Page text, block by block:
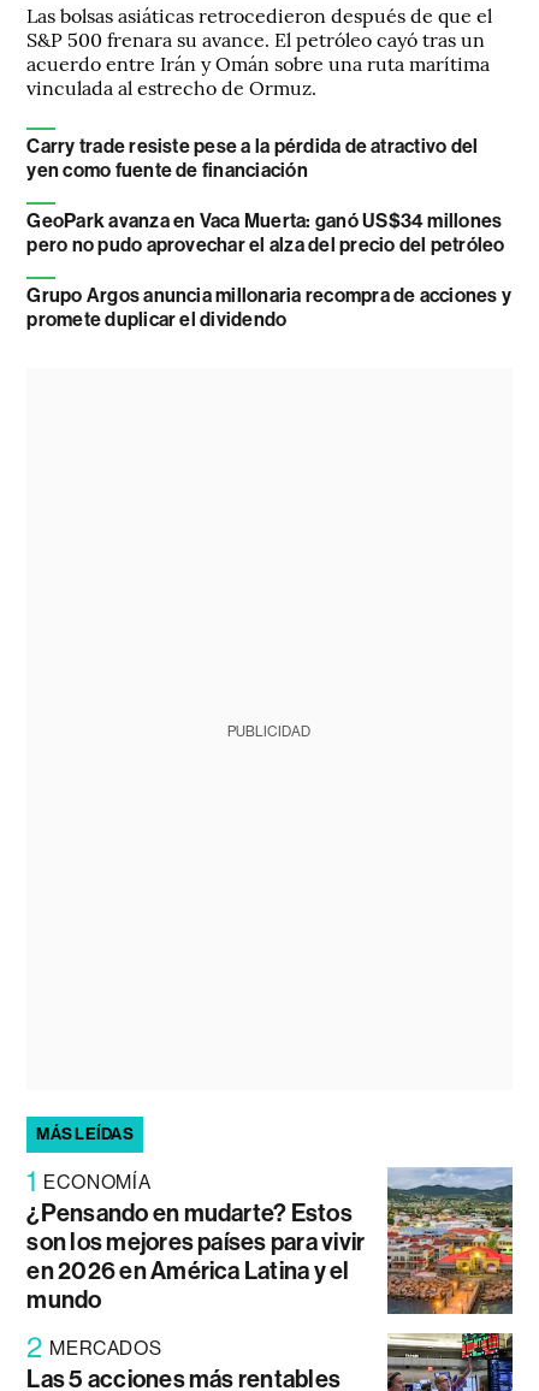
Las bolsas asiáticas retrocedieron después de que el
S&P 500 frenara su avance. El petróleo cayó tras un
acuerdo entre Irán y Omán sobre una ruta marítima
vinculada al estrecho de Ormuz.
Carry trade resiste pese a la pérdida de atractivo del
yen como fuente de financiación
GeoPark avanza en Vaca Muerta: ganó US$34 millones
pero no pudo aprovechar el alza del precio del petróleo
Grupo Argos anuncia millonaria recompra de acciones y
promete duplicar el dividendo
PUBLICIDAD
MÁS LEÍDAS
1 ECONOMÍA
¿Pensando en mudarte? Estos
son los mejores países para vivir
en 2026 en América Latina y el
mundo
2 MERCADOS
Las 5 acciones más rentables